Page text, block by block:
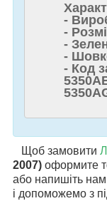
-
-
-
-
- Код
Щоб замовити
2007) оформите
або напишіть
і допоможемо з